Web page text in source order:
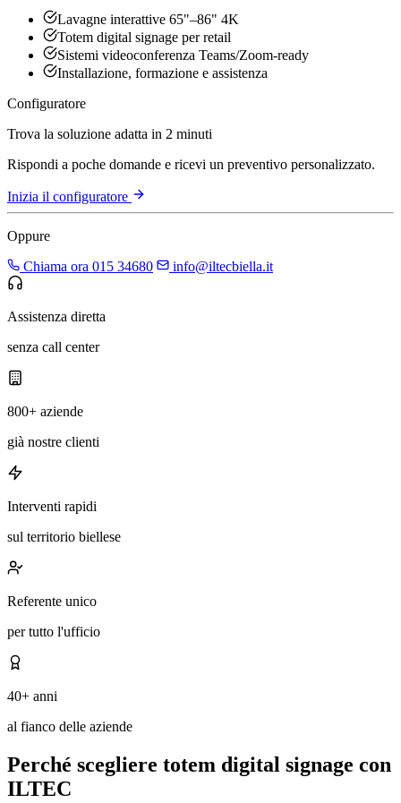
Lavagne interattive 65"–86" 4K
Totem digital signage per retail
Sistemi videoconferenza Teams/Zoom-ready
Installazione, formazione e assistenza
Configuratore
Trova la soluzione adatta in 2 minuti
Rispondi a poche domande e ricevi un preventivo personalizzato.
Inizia il configuratore
Oppure
Chiama ora 015 34680
info@iltecbiella.it
Assistenza diretta
senza call center
800+ aziende
già nostre clienti
Interventi rapidi
sul territorio biellese
Referente unico
per tutto l'ufficio
40+ anni
al fianco delle aziende
Perché scegliere totem digital signage con
ILTEC